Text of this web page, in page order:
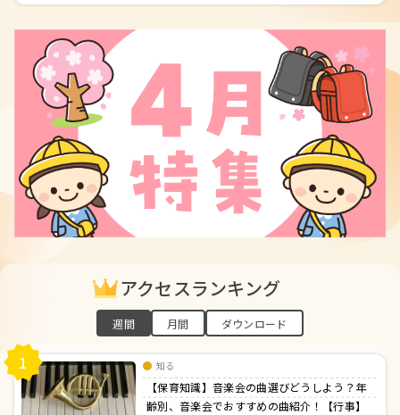
アクセスランキング
週間 月間 ダウンロード
1 知る
【保育知識】音楽会の曲選びどうしよう？年
齢別、音楽会でおすすめの曲紹介！【行事】